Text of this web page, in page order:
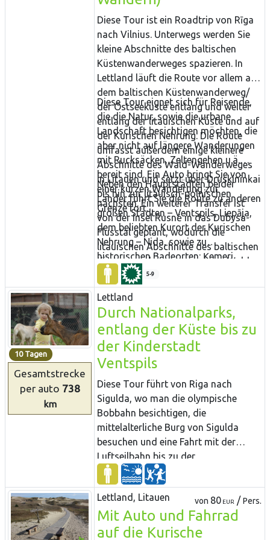
Diese Tour ist ein Roadtrip von Rīga
nach Vilnius. Unterwegs werden Sie
kleine Abschnitte des baltischen
Küstenwanderweges spazieren. In
Lettland läuft die Route vor allem auf
dem baltischen Küstenwanderweg/
der Ostseeküste entlang und weiter
entlang der litauischen Küste und auf
der Kurischen Nehrung. Die Route
umfasst außerdem einige kleinere
Abschnitte des Wald-Wanderweges
in Litauen und setzt über Druskininkai
bis hin zur litauisch-polnischen
Grenze fort.
Diese Tour eignet sich für Reisende,
die die Natur, sowie die urbane
Landschaft besichtigen möchten, die
aber nicht auf längere Wanderungen
mit Rucksäcken, Zeltengehen u.ä.
bereit sind. Ein Auto bringt Sie von
einer kurzen Wanderung zur
nächsten. Ein weiterer Transfer ist
von der Insel Rusnė in das Dubysa-
Flusstal geplant, wodurch die
litauischen Abschnitte des baltischen
Küstenwanderweges und des Wald-
Wanderweges miteinander verbunden
werden. Die Tour umfasst die
lettischen und litauischen Naturwerte
– die Nationalparks Ķemeri und
Slītere, das Kap Kolka, den Naturpark
Pape, die Kurische Nehrung, die Insel
Rusnė, den Fluss Nemunas, den
mit seinem hügeligen Gelände, sowie
das waldreiche und menschenleere
Gebiet Litauens – den Nationalpark
Neben den Hauptstädten beider
Länder führt Sie die Route zu anderen
großen Städten – Ventspils, Liepāja,
dem beliebten Kurort der Kurischen
Nehrung – Nida, sowie zu
historischen Badeorten: Ķemeri,
Birštonas und Druskininkai. Sie
werden auch die Stadt Kaunas und
die wunderschönen
Flusslandschaften des Flusses
Nemunas (dt. Memel) sehen.
5-9
10 Tagen
Gesamtstrecke
per auto 738
km
Lettland
Durch Nationalparks,
entlang der Küste bis zu
der Kinderstadt
Ventspils
Diese Tour führt von Riga nach
Sigulda, wo man die olympische
Bobbahn besichtigen, die
mittelalterliche Burg von Sigulda
besuchen und eine Fahrt mit der
Luftseilbahn bis zu der
mittelalterlichen Burg von Turaida
unternehmen und unterwegs
wunderschöne Aussichten über das
Urstromtal des Flusses Gauja
genießen kann. Kinder würden
Lettland, Litauen von 80 EUR / Pers.
Mit Auto und Fahrrad
auf die Kurische